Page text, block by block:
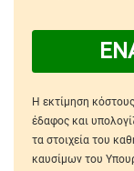
Η εκτίμηση
έδαφος και
τα στοιχεία του
καυσίμων του